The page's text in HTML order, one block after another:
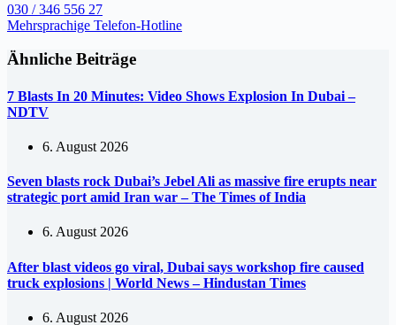
030 / 346 556 27
Mehrsprachige Telefon-Hotline
Ähnliche Beiträge
7 Blasts In 20 Minutes: Video Shows Explosion In Dubai –
NDTV
6. August 2026
Seven blasts rock Dubai’s Jebel Ali as massive fire erupts near
strategic port amid Iran war – The Times of India
6. August 2026
After blast videos go viral, Dubai says workshop fire caused
truck explosions | World News – Hindustan Times
6. August 2026